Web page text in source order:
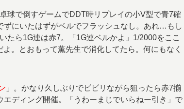
球で倒すゲームでDDT時リプレイの小V型で青7確
にいたはずがベルでフラッシュなし。あれ…もし
たら1G連は赤7。「1G連ベルかよ」1/2000をここ
。とおもって薫先生で消化してたら。何にもなく
」。かなり久しぶりでビビリながら狙ったら赤7揃
ディング開催。「うわーまじでいらねー引き」で